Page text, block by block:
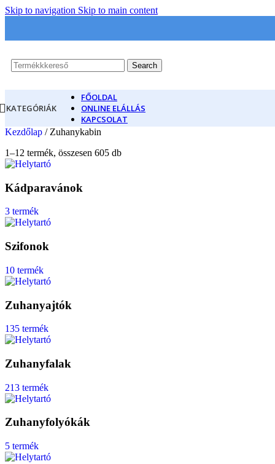
Skip to navigation Skip to main content
Search
KATEGÓRIÁK
FŐOLDAL
ONLINE ELÁLLÁS
KAPCSOLAT
Kezdőlap / Zuhanykabin
1–12 termék, összesen 605 db
Kádparavánok
3 termék
Szifonok
10 termék
Zuhanyajtók
135 termék
Zuhanyfalak
213 termék
Zuhanyfolyókák
5 termék